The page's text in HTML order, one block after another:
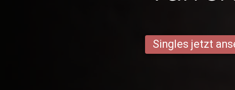
Singles jetzt